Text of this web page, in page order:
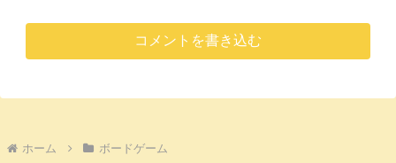
コメントを書き込む
ホーム ボードゲーム